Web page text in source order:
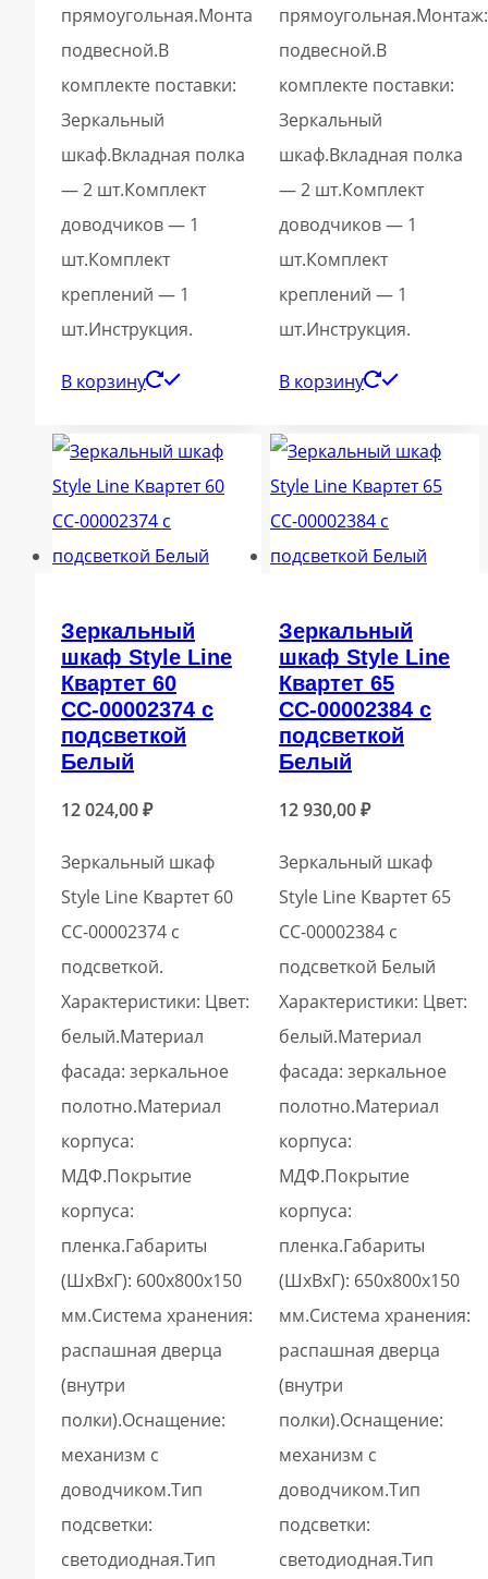
прямоугольная.Монтаж:
подвесной.В
комплекте поставки:
Зеркальный
шкаф.Вкладная полка
— 2 шт.Комплект
доводчиков — 1
шт.Комплект
креплений — 1
шт.Инструкция.
В корзину
прямоугольная.Монтаж:
подвесной.В
комплекте поставки:
Зеркальный
шкаф.Вкладная полка
— 2 шт.Комплект
доводчиков — 1
шт.Комплект
креплений — 1
шт.Инструкция.
В корзину
Зеркальный
шкаф Style Line
Квартет 60
СС-00002374 с
подсветкой
Белый
12 024,00₽
Зеркальный шкаф
Style Line Квартет 60
СС-00002374 с
подсветкой.
Характеристики: Цвет:
белый.Материал
фасада: зеркальное
полотно.Материал
корпуса:
МДФ.Покрытие
корпуса:
пленка.Габариты
(ШxВхГ): 600х800х150
мм.Система хранения:
распашная дверца
(внутри
полки).Оснащение:
механизм с
доводчиком.Тип
подсветки:
светодиодная.Тип
Зеркальный
шкаф Style Line
Квартет 65
СС-00002384 с
подсветкой
Белый
12 930,00₽
Зеркальный шкаф
Style Line Квартет 65
СС-00002384 с
подсветкой Белый
Характеристики: Цвет:
белый.Материал
фасада: зеркальное
полотно.Материал
корпуса:
МДФ.Покрытие
корпуса:
пленка.Габариты
(ШxВхГ): 650х800х150
мм.Система хранения:
распашная дверца
(внутри
полки).Оснащение:
механизм с
доводчиком.Тип
подсветки:
светодиодная.Тип